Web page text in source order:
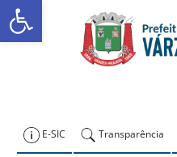
Skip
to
E-SIC Transparência